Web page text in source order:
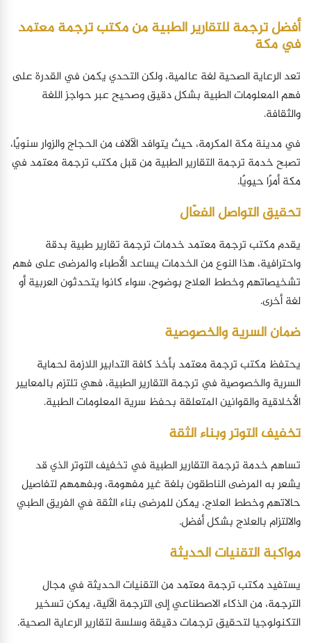
أفضل ترجمة للتقارير الطبية من مكتب ترجمة معتمد
في مكة
تعد الرعاية الصحية لغة عالمية، ولكن التحدي يكمن في القدرة على
فهم المعلومات الطبية بشكل دقيق وصحيح عبر حواجز اللغة
والثقافة.
في مدينة مكة المكرمة، حيث يتوافد الآلاف من الحجاج والزوار سنويًا،
تصبح خدمة ترجمة التقارير الطبية من قبل مكتب ترجمة معتمد في
مكة أمرًا حيويًا.
تحقيق التواصل الفعّال
يقدم مكتب ترجمة معتمد خدمات ترجمة تقارير طبية بدقة
واحترافية، هذا النوع من الخدمات يساعد الأطباء والمرضى على فهم
تشخيصاتهم وخطط العلاج بوضوح، سواء كانوا يتحدثون العربية أو
لغة أخرى.
ضمان السرية والخصوصية
يحتفظ مكتب ترجمة معتمد بأخذ كافة التدابير اللازمة لحماية
السرية والخصوصية في ترجمة التقارير الطبية، فهي تلتزم بالمعايير
الأخلاقية والقوانين المتعلقة بحفظ سرية المعلومات الطبية.
تخفيف التوتر وبناء الثقة
تساهم خدمة ترجمة التقارير الطبية في تخفيف التوتر الذي قد
يشعر به المرضى الناطقون بلغة غير مفهومة، وبفهمهم لتفاصيل
حالاتهم وخطط العلاج، يمكن للمرضى بناء الثقة في الفريق الطبي
والالتزام بالعلاج بشكل أفضل.
مواكبة التقنيات الحديثة
يستفيد مكتب ترجمة معتمد من التقنيات الحديثة في مجال
الترجمة، من الذكاء الاصطناعي إلى الترجمة الآلية، يمكن تسخير
التكنولوجيا لتحقيق ترجمات دقيقة وسلسة لتقارير الرعاية الصحية.